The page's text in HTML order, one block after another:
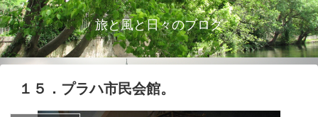
旅と風と日々のブログ
１５．プラハ市民会館。